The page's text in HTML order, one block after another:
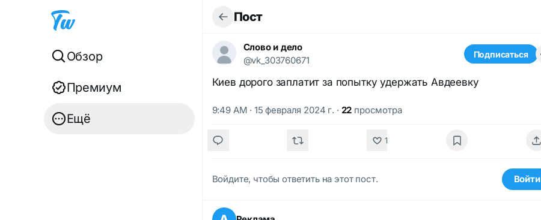
Обзор
Премиум
Ещё
Пост
Слово и дело
@vk_303760671
Подписаться
Киев дорого заплатит за попытку удержать Авдеевку
9:49 AM · 15 февраля 2024 г. · 22 просмотра
1
Войдите, чтобы ответить на этот пост. Войти